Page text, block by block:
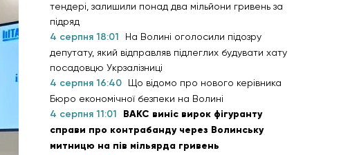
тендері, залишили понад два мільйони гривень за
підряд
4 серпня 18:01
На Волині оголосили підозру
депутату, який відправляв підлеглих будувати хату
посадовцю Укрзалізниці
4 серпня 16:40
Що відомо про нового керівника
Бюро економічної безпеки на Волині
4 серпня 11:01
ВАКС виніс вирок фігуранту
справи про контрабанду через Волинську
митницю на пів мільярда гривень